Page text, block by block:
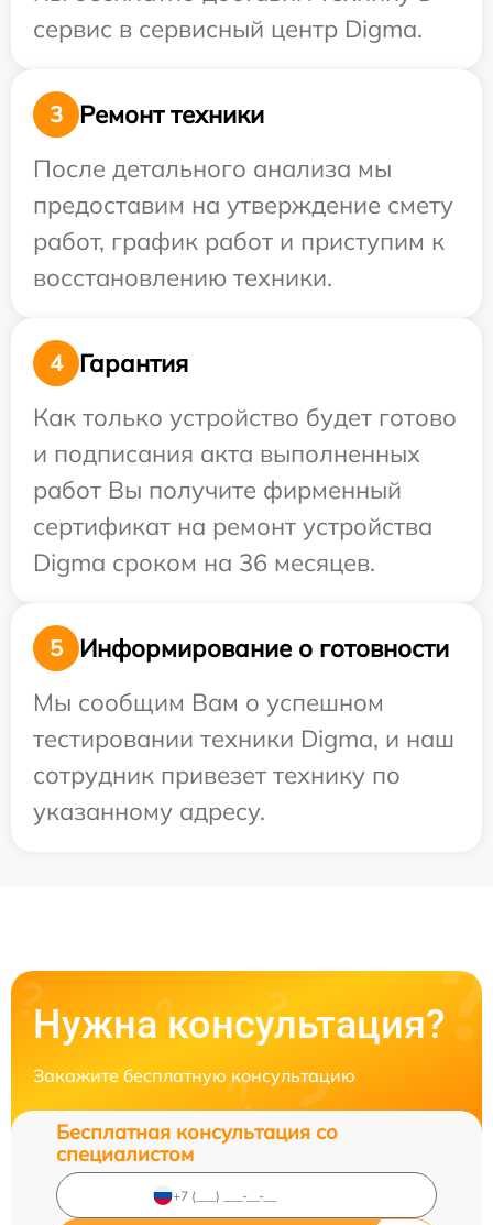
сервис в сервисный центр Digma.
3
Ремонт техники
После детального анализа мы
предоставим на утверждение смету
работ, график работ и приступим к
восстановлению техники.
4
Гарантия
Как только устройство будет готово
и подписания акта выполненных
работ Вы получите фирменный
сертификат на ремонт устройства
Digma сроком на 36 месяцев.
5
Информирование о готовности
Мы сообщим Вам о успешном
тестировании техники Digma, и наш
сотрудник привезет технику по
указанному адресу.
Нужна консультация?
Закажите бесплатную консультацию
Бесплатная консультация со
специалистом